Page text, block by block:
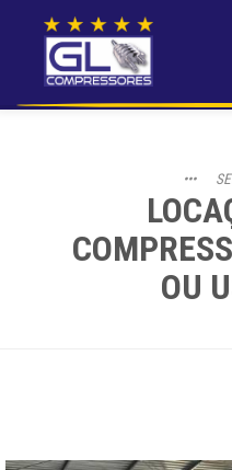
•••
OU